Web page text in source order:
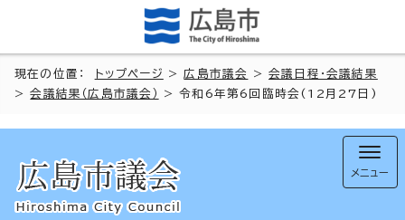
現在の位置： トップページ >広島市議会 >会議日程・会議結果
>会議結果（広島市議会） > 令和6年第6回臨時会(12月27日)
メニュー